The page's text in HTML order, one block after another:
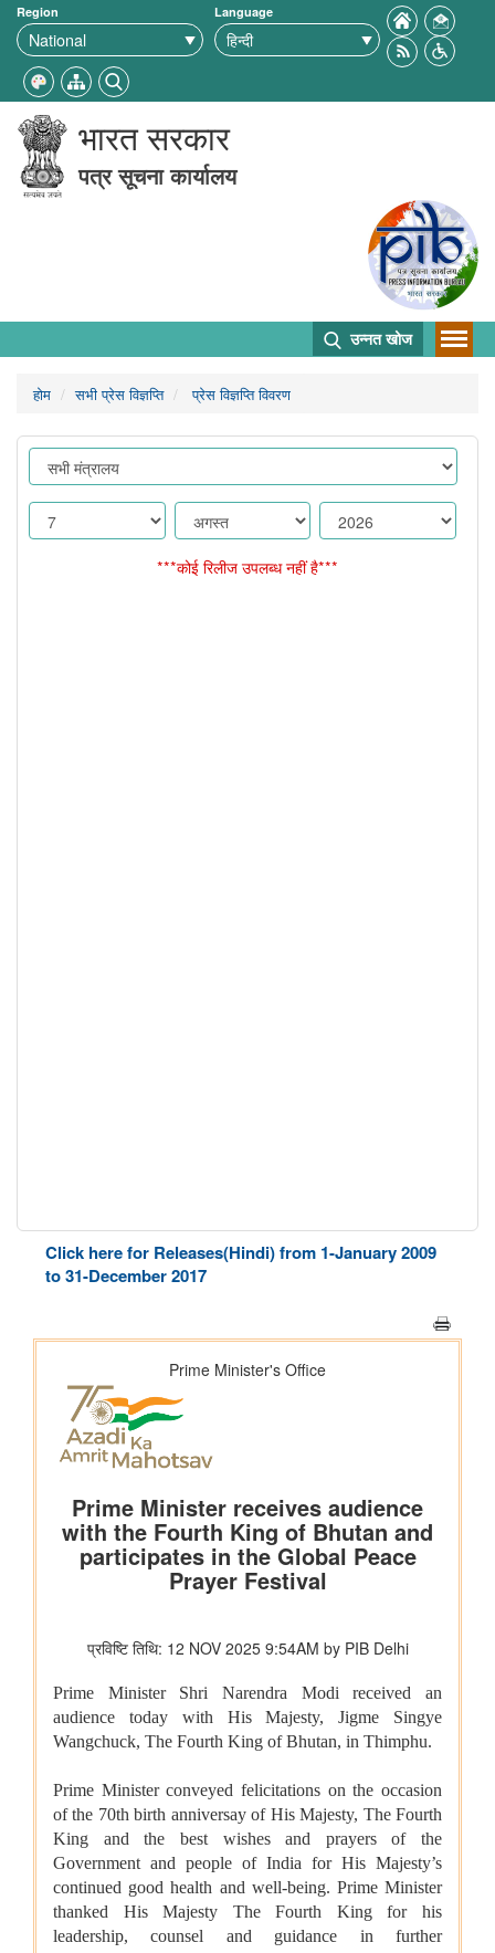
Region Language
भारत सरकार
पत्र सूचना कार्यालय
उन्नत खोज
होम सभी प्रेस विज्ञप्ति प्रेस विज्ञप्ति विवरण
***कोई रिलीज उपलब्ध नहीं है***
Click here for Releases(Hindi) from 1-January 2009
to 31-December 2017